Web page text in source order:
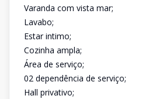
Varanda com vista mar;
Lavabo;
Estar intimo;
Cozinha ampla;
Área de serviço;
02 dependência de serviço;
Hall privativo;